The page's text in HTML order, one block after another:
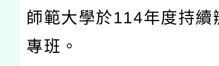
師範大學於114年度持續
專班。